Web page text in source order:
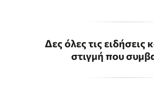
Δες όλες τις ειδήσεις
στιγμή που